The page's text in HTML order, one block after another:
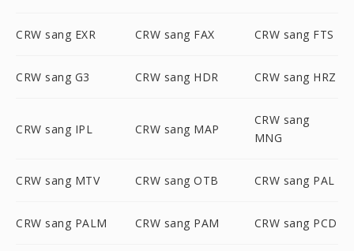
CRW sang EXR CRW sang FAX CRW sang FTS
CRW sang G3 CRW sang HDR CRW sang HRZ
CRW sang IPL CRW sang MAP
CRW sang
MNG
CRW sang MTV CRW sang OTB CRW sang PAL
CRW sang PALM CRW sang PAM CRW sang PCD